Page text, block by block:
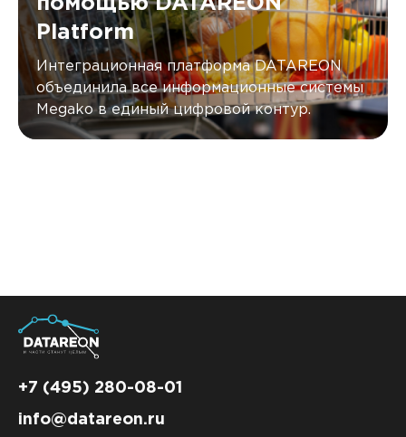
Platform
Интеграционная платформа DATAREON
объединила все информационные системы
Megako в единый цифровой контур.
+7 (495) 280-08-01
info@datareon.ru